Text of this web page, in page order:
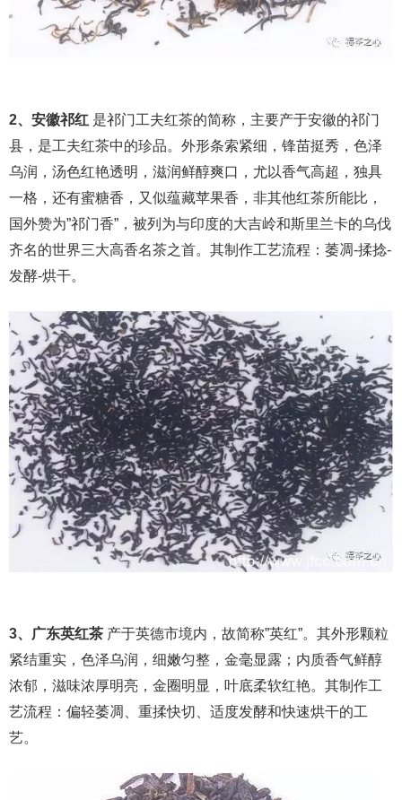
2、安徽祁红 是祁门工夫红茶的简称，主要产于安徽的祁门
县，是工夫红茶中的珍品。外形条索紧细，锋苗挺秀，色泽
乌润，汤色红艳透明，滋润鲜醇爽口，尤以香气高超，独具
一格，还有蜜糖香，又似蕴藏苹果香，非其他红茶所能比，
国外赞为”祁门香”，被列为与印度的大吉岭和斯里兰卡的乌伐
齐名的世界三大高香名茶之首。其制作工艺流程：萎凋-揉捻-
发酵-烘干。
3、广东英红茶 产于英德市境内，故简称”英红”。其外形颗粒
紧结重实，色泽乌润，细嫩匀整，金毫显露；内质香气鲜醇
浓郁，滋味浓厚明亮，金圈明显，叶底柔软红艳。其制作工
艺流程：偏轻萎凋、重揉快切、适度发酵和快速烘干的工
艺。